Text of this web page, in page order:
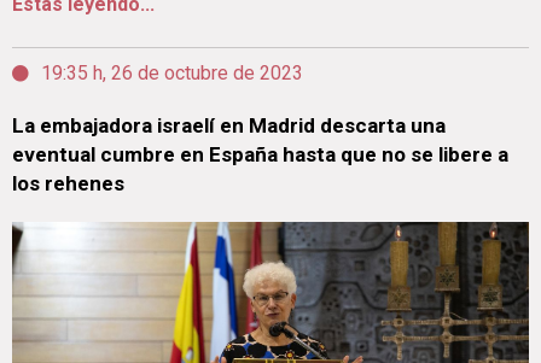
19:35 h, 26 de octubre de 2023
La embajadora israelí en Madrid descarta una
eventual cumbre en España hasta que no se libere a
los rehenes